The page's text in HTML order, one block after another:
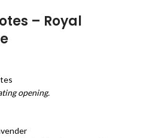
– Royal
opening.